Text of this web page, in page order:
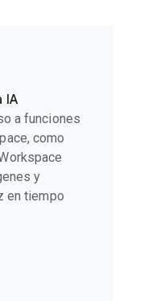
IA
a funciones
como
y
en tiempo